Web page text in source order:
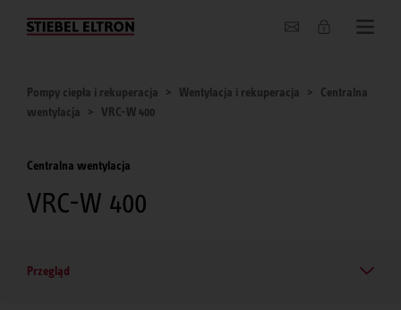
O nas
Pompy ciepła i rekuperacja Wentylacja i rekuperacja
Centralna
wentylacja
VRC-W 400
Centralna wentylacja
VRC-W 400
Przegląd